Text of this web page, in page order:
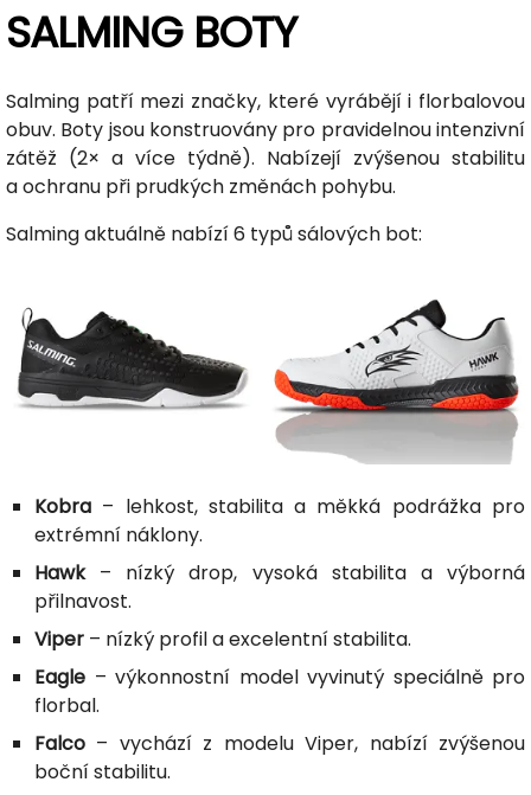
SALMING BOTY
Salming patří mezi značky, které vyrábějí i florbalovou
obuv. Boty jsou konstruovány pro pravidelnou intenzivní
zátěž (2× a více týdně). Nabízejí zvýšenou stabilitu
a ochranu při prudkých změnách pohybu.
Salming aktuálně nabízí 6 typů sálových bot:
Kobra – lehkost, stabilita a měkká podrážka pro
extrémní náklony.
Hawk– nízký drop, vysoká stabilita a výborná
přilnavost.
Viper – nízký profil a excelentní stabilita.
Eagle – výkonnostní model vyvinutý speciálně pro
florbal.
Falco – vychází z modelu Viper, nabízí zvýšenou
boční stabilitu.